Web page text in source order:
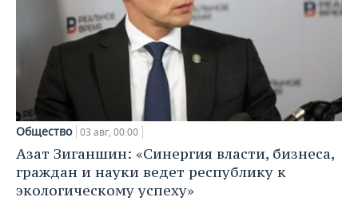
Общество 03 авг, 00:00
Азат Зиганшин: «Синергия власти, бизнеса,
граждан и науки ведет республику к
экологическому успеху»